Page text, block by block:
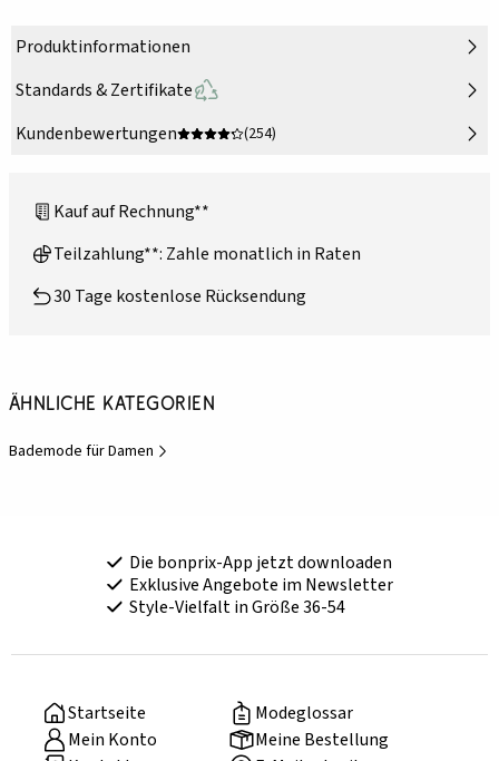
Produktinformationen
Standards & Zertifikate
Kundenbewertungen
(254)
Kauf auf Rechnung**
Teilzahlung**: Zahle monatlich in Raten
30 Tage kostenlose Rücksendung
Ähnliche Kategorien
Bademode für Damen
Die bonprix-App jetzt downloaden
Exklusive Angebote im Newsletter
Style-Vielfalt in Größe 36-54
Startseite
Modeglossar
Mein Konto
Meine Bestellung